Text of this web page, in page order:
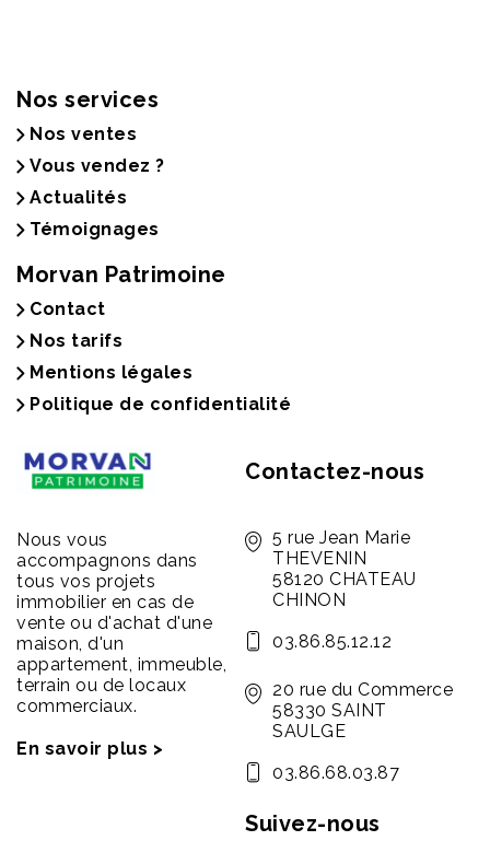
Nos services
Nos ventes
Vous vendez ?
Actualités
Témoignages
Morvan Patrimoine
Contact
Nos tarifs
Mentions légales
Politique de confidentialité
Nous vous
accompagnons dans
tous vos projets
immobilier en cas de
vente ou d'achat d'une
maison, d'un
appartement, immeuble,
terrain ou de locaux
commerciaux.
En savoir plus >
Contactez-nous
5 rue Jean Marie
THEVENIN
58120 CHATEAU
CHINON
03.86.85.12.12
20 rue du Commerce
58330 SAINT
SAULGE
03.86.68.03.87
Suivez-nous